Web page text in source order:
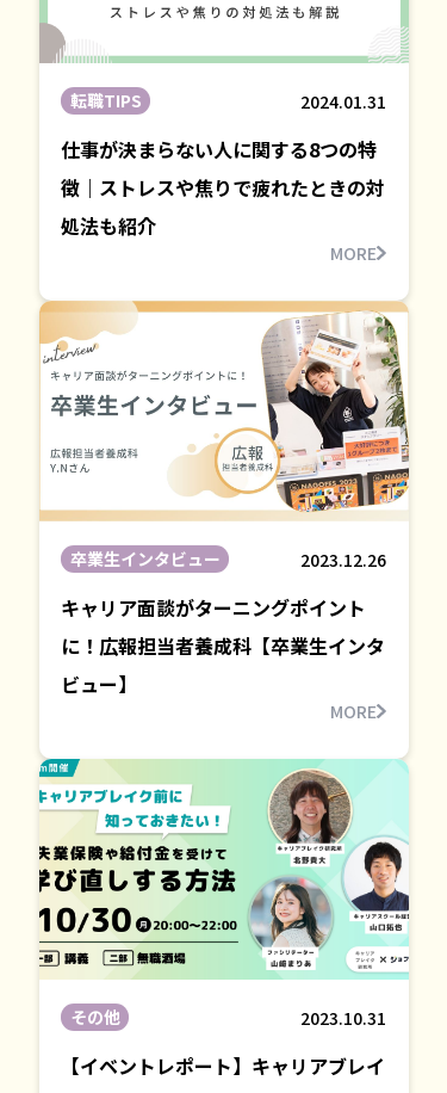
転職TIPS 2024.01.31
仕事が決まらない人に関する8つの特
徴｜ストレスや焦りで疲れたときの対
処法も紹介
MORE
卒業生インタビュー 2023.12.26
キャリア面談がターニングポイント
に！広報担当者養成科【卒業生インタ
ビュー】
MORE
その他 2023.10.31
【イベントレポート】キャリアブレイ